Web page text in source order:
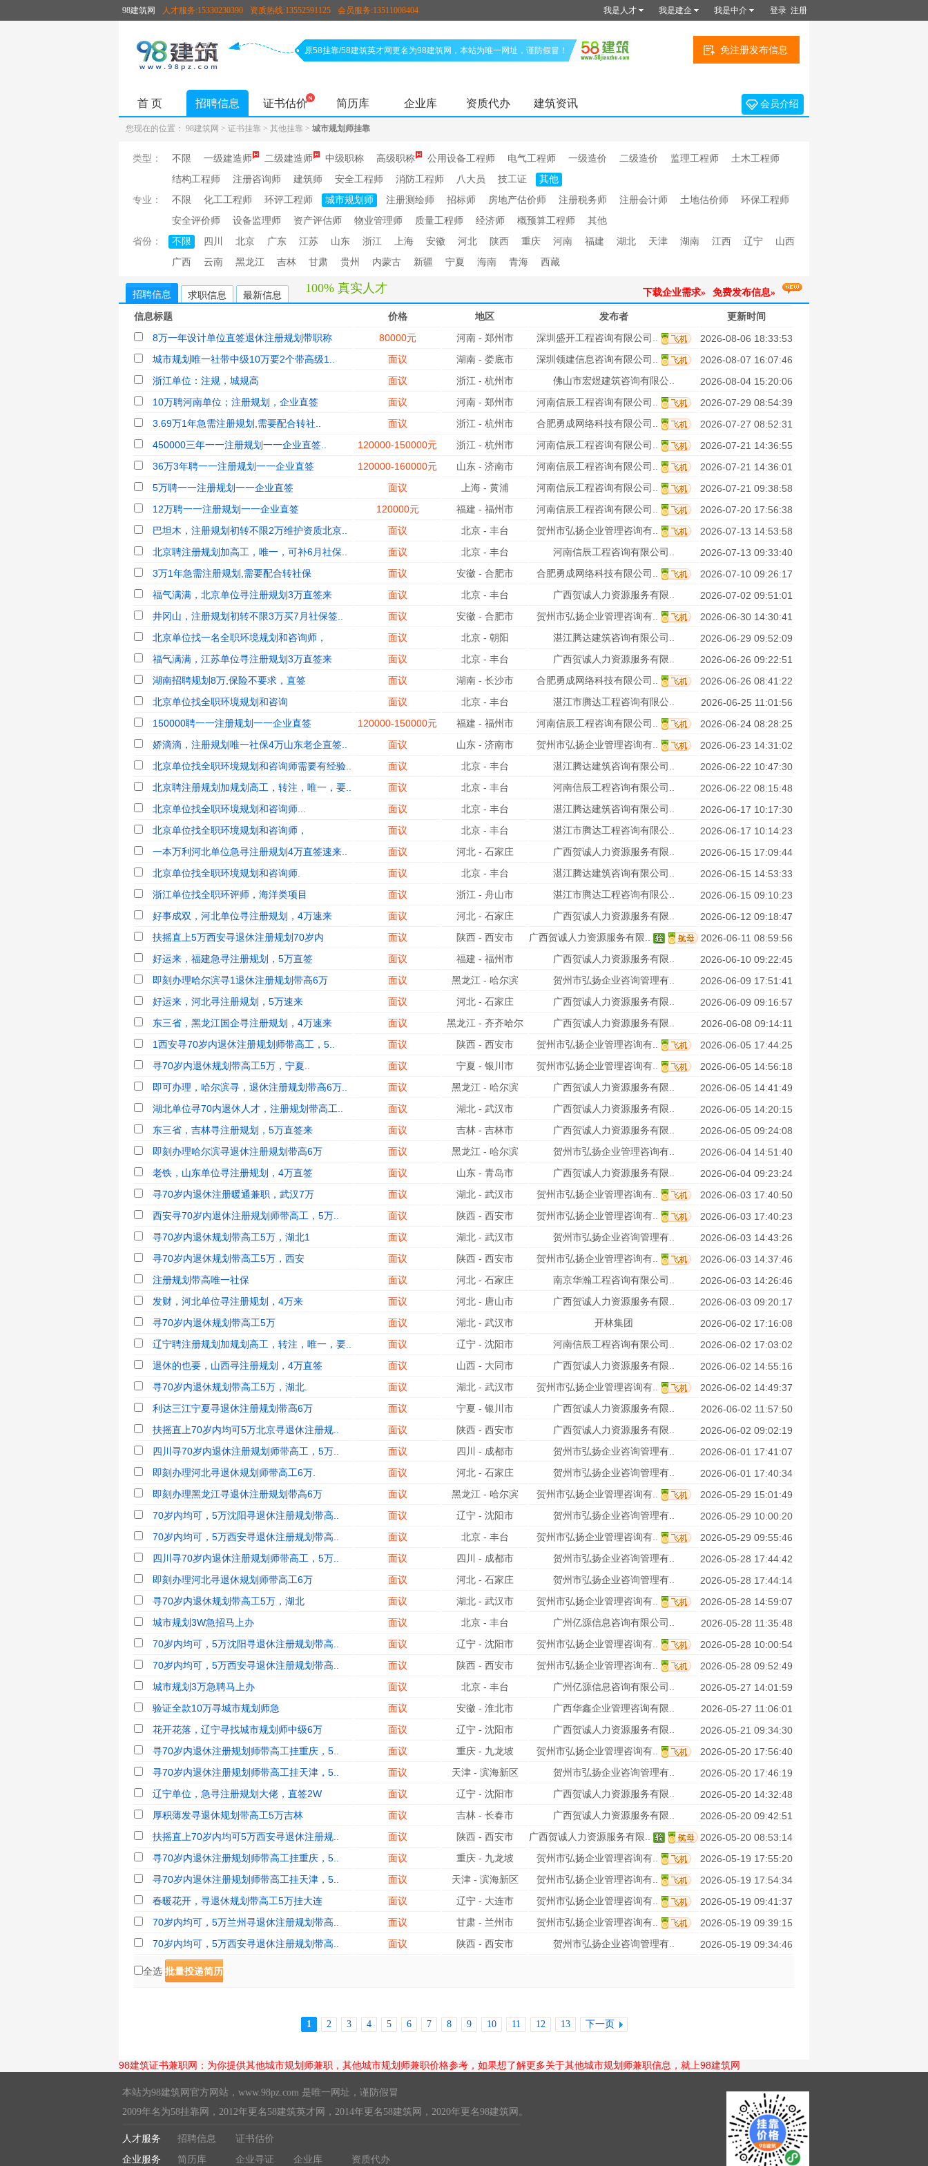
98建筑网 人才服务:15330230390 资质热线:13552591125 会员服务:13511008404 我是人才 我是建企 我是中介 登录 注册
原58挂靠/58建筑英才网更名为98建筑网，本站为唯一网址，谨防假冒！ 免注册发布信息
首 页 招聘信息 证书估价 简历库 企业库 资质代办 建筑资讯 会员介绍
您现在的位置： 98建筑网 > 证书挂靠 > 其他挂靠 > 城市规划师挂靠
类型： 不限 一级建造师 二级建造师 中级职称 高级职称 公用设备工程师 电气工程师 一级造价 二级造价 监理工程师
土木工程师
结构工程师
注册咨询师 建筑师 安全工程师 消防工程师 八大员 技工证
其他
专业：
不限 化工工程师 环评工程师 城市规划师 注册测绘师 招标师 房地产估价师 注册税务师 注册会计师 土地估价师
环保工程师
安全评价师
设备监理师 资产评估师 物业管理师 质量工程师 经济师 概预算工程师
其他
省份：
不限 四川 北京 广东 江苏 山东 浙江 上海 安徽 河北 陕西 重庆 河南 福建 湖北 天津 湖南 江西 辽宁
山西
广西
云南 黑龙江 吉林 甘肃 贵州 内蒙古 新疆 宁夏 海南 青海 西藏
免费发布信息»
下载企业需求»
招聘信息 求职信息 最新信息 100% 真实人才
信息标题 价格 地区 发布者
更新时间
8万一年设计单位直签退休注册规划带职称
80000元 河南 - 郑州市 深圳盛开工程咨询有限公司..
2026-08-06 18:33:53
城市规划唯一社带中级10万要2个带高级1..
面议 湖南 - 娄底市 深圳领建信息咨询有限公司..
2026-08-07 16:07:46
浙江单位：注规，城规高
面议 浙江 - 杭州市 佛山市宏煜建筑咨询有限公..
2026-08-04 15:20:06
10万聘河南单位；注册规划，企业直签
面议 河南 - 郑州市 河南信辰工程咨询有限公司..
2026-07-29 08:54:39
3.69万1年急需注册规划,需要配合转社..
面议 浙江 - 杭州市 合肥勇成网络科技有限公司..
2026-07-27 08:52:31
450000三年一一注册规划一一企业直签..
120000-150000元 浙江 - 杭州市 河南信辰工程咨询有限公司..
2026-07-21 14:36:55
36万3年聘一一注册规划一一企业直签
120000-160000元 山东 - 济南市 河南信辰工程咨询有限公司..
2026-07-21 14:36:01
5万聘一一注册规划一一企业直签
面议 上海 - 黄浦 河南信辰工程咨询有限公司..
2026-07-21 09:38:58
12万聘一一注册规划一一企业直签
120000元 福建 - 福州市 河南信辰工程咨询有限公司..
2026-07-20 17:56:38
巴坦木，注册规划初转不限2万维护资质北京..
面议 北京 - 丰台 贺州市弘扬企业管理咨询有..
2026-07-13 14:53:58
北京聘注册规划加高工，唯一，可补6月社保..
面议 北京 - 丰台 河南信辰工程咨询有限公司..
2026-07-13 09:33:40
3万1年急需注册规划,需要配合转社保
面议 安徽 - 合肥市 合肥勇成网络科技有限公司..
2026-07-10 09:26:17
福气满满，北京单位寻注册规划3万直签来
面议 北京 - 丰台 广西贺诚人力资源服务有限..
2026-07-02 09:51:01
井冈山，注册规划初转不限3万买7月社保签..
面议 安徽 - 合肥市 贺州市弘扬企业管理咨询有..
2026-06-30 14:30:41
北京单位找一名全职环境规划和咨询师，
面议 北京 - 朝阳 湛江腾达建筑咨询有限公司..
2026-06-29 09:52:09
福气满满，江苏单位寻注册规划3万直签来
面议 北京 - 丰台 广西贺诚人力资源服务有限..
2026-06-26 09:22:51
湖南招聘规划8万,保险不要求，直签
面议 湖南 - 长沙市 合肥勇成网络科技有限公司..
2026-06-26 08:41:22
北京单位找全职环境规划和咨询
面议 北京 - 丰台 湛江市腾达工程咨询有限公..
2026-06-25 11:01:56
150000聘一一注册规划一一企业直签
120000-150000元 福建 - 福州市 河南信辰工程咨询有限公司..
2026-06-24 08:28:25
娇滴滴，注册规划唯一社保4万山东老企直签..
面议 山东 - 济南市 贺州市弘扬企业管理咨询有..
2026-06-23 14:31:02
北京单位找全职环境规划和咨询师需要有经验..
面议 北京 - 丰台 湛江腾达建筑咨询有限公司..
2026-06-22 10:47:30
北京聘注册规划加规划高工，转注，唯一，要..
面议 北京 - 丰台 河南信辰工程咨询有限公司..
2026-06-22 08:15:48
北京单位找全职环境规划和咨询师...
面议 北京 - 丰台 湛江腾达建筑咨询有限公司..
2026-06-17 10:17:30
北京单位找全职环境规划和咨询师，
面议 北京 - 丰台 湛江市腾达工程咨询有限公..
2026-06-17 10:14:23
一本万利河北单位急寻注册规划4万直签速来..
面议 河北 - 石家庄 广西贺诚人力资源服务有限..
2026-06-15 17:09:44
北京单位找全职环境规划和咨询师.
面议 北京 - 丰台 湛江腾达建筑咨询有限公司..
2026-06-15 14:53:33
浙江单位找全职环评师，海洋类项目
面议 浙江 - 舟山市 湛江市腾达工程咨询有限公..
2026-06-15 09:10:23
好事成双，河北单位寻注册规划，4万速来
面议 河北 - 石家庄 广西贺诚人力资源服务有限..
2026-06-12 09:18:47
扶摇直上5万西安寻退休注册规划70岁内
面议 陕西 - 西安市 广西贺诚人力资源服务有限..
2026-06-11 08:59:56
好运来，福建急寻注册规划，5万直签
面议 福建 - 福州市 广西贺诚人力资源服务有限..
2026-06-10 09:22:45
即刻办理哈尔滨寻1退休注册规划带高6万
面议 黑龙江 - 哈尔滨 贺州市弘扬企业咨询管理有..
2026-06-09 17:51:41
好运来，河北寻注册规划，5万速来
面议 河北 - 石家庄 广西贺诚人力资源服务有限..
2026-06-09 09:16:57
东三省，黑龙江国企寻注册规划，4万速来
面议 黑龙江 - 齐齐哈尔 广西贺诚人力资源服务有限..
2026-06-08 09:14:11
1西安寻70岁内退休注册规划师带高工，5..
面议 陕西 - 西安市 贺州市弘扬企业管理咨询有..
2026-06-05 17:44:25
寻70岁内退休规划带高工5万，宁夏..
面议 宁夏 - 银川市 贺州市弘扬企业管理咨询有..
2026-06-05 14:56:18
即可办理，哈尔滨寻，退休注册规划带高6万..
面议 黑龙江 - 哈尔滨 广西贺诚人力资源服务有限..
2026-06-05 14:41:49
湖北单位寻70内退休人才，注册规划带高工..
面议 湖北 - 武汉市 广西贺诚人力资源服务有限..
2026-06-05 14:20:15
东三省，吉林寻注册规划，5万直签来
面议 吉林 - 吉林市 广西贺诚人力资源服务有限..
2026-06-05 09:24:08
即刻办理哈尔滨寻退休注册规划带高6万
面议 黑龙江 - 哈尔滨 贺州市弘扬企业管理咨询有..
2026-06-04 14:51:40
老铁，山东单位寻注册规划，4万直签
面议 山东 - 青岛市 广西贺诚人力资源服务有限..
2026-06-04 09:23:24
寻70岁内退休注册暖通兼职，武汉7万
面议 湖北 - 武汉市 贺州市弘扬企业管理咨询有..
2026-06-03 17:40:50
西安寻70岁内退休注册规划师带高工，5万..
面议 陕西 - 西安市 贺州市弘扬企业管理咨询有..
2026-06-03 17:40:23
寻70岁内退休规划带高工5万，湖北1
面议 湖北 - 武汉市 贺州市弘扬企业咨询管理有..
2026-06-03 14:43:26
寻70岁内退休规划带高工5万，西安
面议 陕西 - 西安市 贺州市弘扬企业管理咨询有..
2026-06-03 14:37:46
注册规划带高唯一社保
面议 河北 - 石家庄 南京华瀚工程咨询有限公司..
2026-06-03 14:26:46
发财，河北单位寻注册规划，4万来
面议 河北 - 唐山市 广西贺诚人力资源服务有限..
2026-06-03 09:20:17
寻70岁内退休规划带高工5万
面议 湖北 - 武汉市 开林集团
2026-06-02 17:16:08
辽宁聘注册规划加规划高工，转注，唯一，要..
面议 辽宁 - 沈阳市 河南信辰工程咨询有限公司..
2026-06-02 17:03:02
退休的也要，山西寻注册规划，4万直签
面议 山西 - 大同市 广西贺诚人力资源服务有限..
2026-06-02 14:55:16
寻70岁内退休规划带高工5万，湖北.
面议 湖北 - 武汉市 贺州市弘扬企业管理咨询有..
2026-06-02 14:49:37
利达三江宁夏寻退休注册规划带高6万
面议 宁夏 - 银川市 广西贺诚人力资源服务有限..
2026-06-02 11:57:50
扶摇直上70岁内均可5万北京寻退休注册规..
面议 陕西 - 西安市 广西贺诚人力资源服务有限..
2026-06-02 09:02:19
四川寻70岁内退休注册规划师带高工，5万..
面议 四川 - 成都市 贺州市弘扬企业咨询管理有..
2026-06-01 17:41:07
即刻办理河北寻退休规划师带高工6万.
面议 河北 - 石家庄 贺州市弘扬企业咨询管理有..
2026-06-01 17:40:34
即刻办理黑龙江寻退休注册规划带高6万
面议 黑龙江 - 哈尔滨 贺州市弘扬企业管理咨询有..
2026-05-29 15:01:49
70岁内均可，5万沈阳寻退休注册规划带高..
面议 辽宁 - 沈阳市 贺州市弘扬企业咨询管理有..
2026-05-29 10:00:20
70岁内均可，5万西安寻退休注册规划带高..
面议 北京 - 丰台 贺州市弘扬企业管理咨询有..
2026-05-29 09:55:46
四川寻70岁内退休注册规划师带高工，5万..
面议 四川 - 成都市 贺州市弘扬企业咨询管理有..
2026-05-28 17:44:42
即刻办理河北寻退休规划师带高工6万
面议 河北 - 石家庄 贺州市弘扬企业咨询管理有..
2026-05-28 17:44:14
寻70岁内退休规划带高工5万，湖北
面议 湖北 - 武汉市 贺州市弘扬企业管理咨询有..
2026-05-28 14:59:07
城市规划3W急招马上办
面议 北京 - 丰台 广州亿源信息咨询有限公司..
2026-05-28 11:35:48
70岁内均可，5万沈阳寻退休注册规划带高..
面议 辽宁 - 沈阳市 贺州市弘扬企业管理咨询有..
2026-05-28 10:00:54
70岁内均可，5万西安寻退休注册规划带高..
面议 陕西 - 西安市 贺州市弘扬企业管理咨询有..
2026-05-28 09:52:49
城市规划3万急聘马上办
面议 北京 - 丰台 广州亿源信息咨询有限公司..
2026-05-27 14:01:59
验证全款10万寻城市规划师急
面议 安徽 - 淮北市 广西华鑫企业管理咨询有限..
2026-05-27 11:06:01
花开花落，辽宁寻找城市规划师中级6万
面议 辽宁 - 沈阳市 广西贺诚人力资源服务有限..
2026-05-21 09:34:30
寻70岁内退休注册规划师带高工挂重庆，5..
面议 重庆 - 九龙坡 贺州市弘扬企业管理咨询有..
2026-05-20 17:56:40
寻70岁内退休注册规划师带高工挂天津，5..
面议 天津 - 滨海新区 贺州市弘扬企业咨询管理有..
2026-05-20 17:46:19
辽宁单位，急寻注册规划大佬，直签2W
面议 辽宁 - 沈阳市 广西贺诚人力资源服务有限..
2026-05-20 14:32:48
厚积薄发寻退休规划带高工5万吉林
面议 吉林 - 长春市 广西贺诚人力资源服务有限..
2026-05-20 09:42:51
扶摇直上70岁内均可5万西安寻退休注册规..
面议 陕西 - 西安市 广西贺诚人力资源服务有限..
2026-05-20 08:53:14
寻70岁内退休注册规划师带高工挂重庆，5..
面议 重庆 - 九龙坡 贺州市弘扬企业管理咨询有..
2026-05-19 17:55:20
寻70岁内退休注册规划师带高工挂天津，5..
面议 天津 - 滨海新区 贺州市弘扬企业管理咨询有..
2026-05-19 17:54:34
春暖花开，寻退休规划带高工5万挂大连
面议 辽宁 - 大连市 贺州市弘扬企业管理咨询有..
2026-05-19 09:41:37
70岁内均可，5万兰州寻退休注册规划带高..
面议 甘肃 - 兰州市 贺州市弘扬企业管理咨询有..
2026-05-19 09:39:15
70岁内均可，5万西安寻退休注册规划带高..
面议 陕西 - 西安市 贺州市弘扬企业咨询管理有.. 2026-05-19 09:34:46
全选 批量投递简历
1 2 3 4 5 6 7 8 9 10 11 12 13 下一页
98建筑证书兼职网：为你提供其他城市规划师兼职，其他城市规划师兼职价格参考，如果想了解更多关于其他城市规划师兼职信息，就上98建筑网
本站为98建筑网官方网站， www.98pz.com 是唯一网址，谨防假冒
2009年名为58挂靠网，2012年更名58建筑英才网，2014年更名58建筑网，2020年更名98建筑网。
人才服务 招聘信息
证书估价
企业服务
简历库 企业寻证 企业库 资质代办